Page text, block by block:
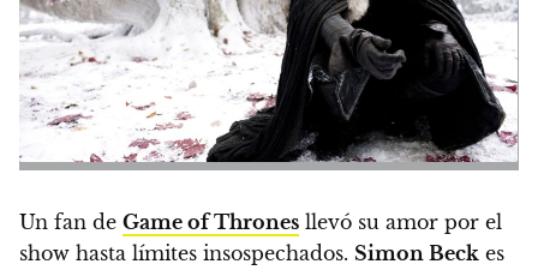
Un fan de Game of Thrones llevó su amor por el
show hasta límites insospechados. Simon Beck es